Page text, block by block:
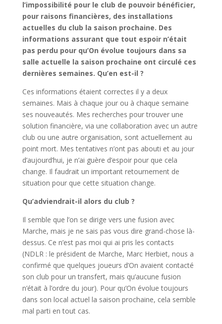
l’impossibilité pour le club de pouvoir bénéficier,
pour raisons financières, des installations
actuelles du club la saison prochaine. Des
informations assurant que tout espoir n’était
pas perdu pour qu’On évolue toujours dans sa
salle actuelle la saison prochaine ont circulé ces
dernières semaines. Qu’en est-il ?
Ces informations étaient correctes il y a deux
semaines. Mais à chaque jour ou à chaque semaine
ses nouveautés. Mes recherches pour trouver une
solution financière, via une collaboration avec un autre
club ou une autre organisation, sont actuellement au
point mort. Mes tentatives n’ont pas abouti et au jour
d’aujourd’hui, je n’ai guère d’espoir pour que cela
change. Il faudrait un important retournement de
situation pour que cette situation change.
Qu’adviendrait-il alors du club ?
Il semble que l’on se dirige vers une fusion avec
Marche, mais je ne sais pas vous dire grand-chose là-
dessus. Ce n’est pas moi qui ai pris les contacts
(NDLR : le président de Marche, Marc Herbiet, nous a
confirmé que quelques joueurs d’On avaient contacté
son club pour un transfert, mais qu’aucune fusion
n’était à l’ordre du jour). Pour qu’On évolue toujours
dans son local actuel la saison prochaine, cela semble
mal parti en tout cas.